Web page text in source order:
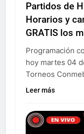
Partidos de
Horarios y
GRATIS los
Programación
hoy martes 04
Torneos
Leer más